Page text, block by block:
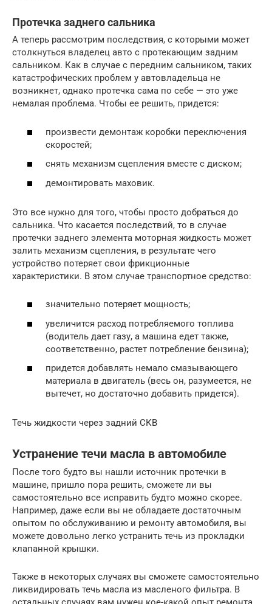
Протечка заднего сальника
А теперь рассмотрим последствия, с которыми может
столкнуться владелец авто с протекающим задним
сальником. Как в случае с передним сальником, таких
катастрофических проблем у автовладельца не
возникнет, однако протечка сама по себе — это уже
немалая проблема. Чтобы ее решить, придется:
произвести демонтаж коробки переключения
скоростей;
снять механизм сцепления вместе с диском;
демонтировать маховик.
Это все нужно для того, чтобы просто добраться до
сальника. Что касается последствий, то в случае
протечки заднего элемента моторная жидкость может
залить механизм сцепления, в результате чего
устройство потеряет свои фрикционные
характеристики. В этом случае транспортное средство:
значительно потеряет мощность;
увеличится расход потребляемого топлива
(водитель дает газу, а машина едет также,
соответственно, растет потребление бензина);
придется добавлять немало смазывающего
материала в двигатель (весь он, разумеется, не
вытечет, но достаточно добавить придется).
Течь жидкости через задний СКВ
Устранение течи масла в автомобиле
После того будто вы нашли источник протечки в
машине, пришло пора решить, сможете ли вы
самостоятельно все исправить будто можно скорее.
Например, даже если вы не обладаете достаточным
опытом по обслуживанию и ремонту автомобиля, вы
можете довольно легко устранить течь из прокладки
клапанной крышки.
Также в некоторых случаях вы сможете самостоятельно
ликвидировать течь масла из масленого фильтра. В